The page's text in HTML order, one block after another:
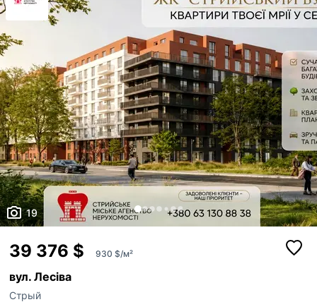
конкретної черг...
19
39 376 $ 930 $/м²
вул. Лесіва
Стрый